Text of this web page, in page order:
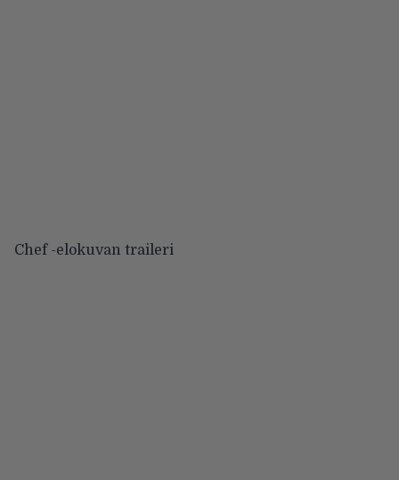
Chef -elokuvan traileri